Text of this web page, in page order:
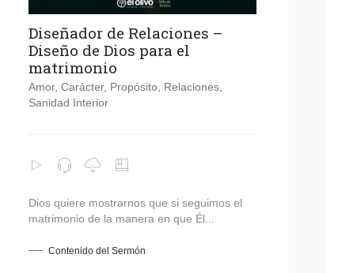
Diseñador de Relaciones –
Diseño de Dios para el
matrimonio
Amor,Carácter, Propósito Relaciones
Sanidad Interior
Dios quiere mostrarnos que si seguimos el
matrimonio de la manera en que Él...
Contenido del Sermón